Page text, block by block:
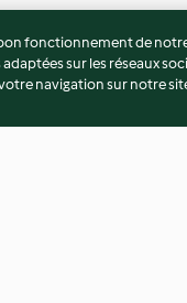
fonctionnement de
sur les réseaux
navigation sur notre